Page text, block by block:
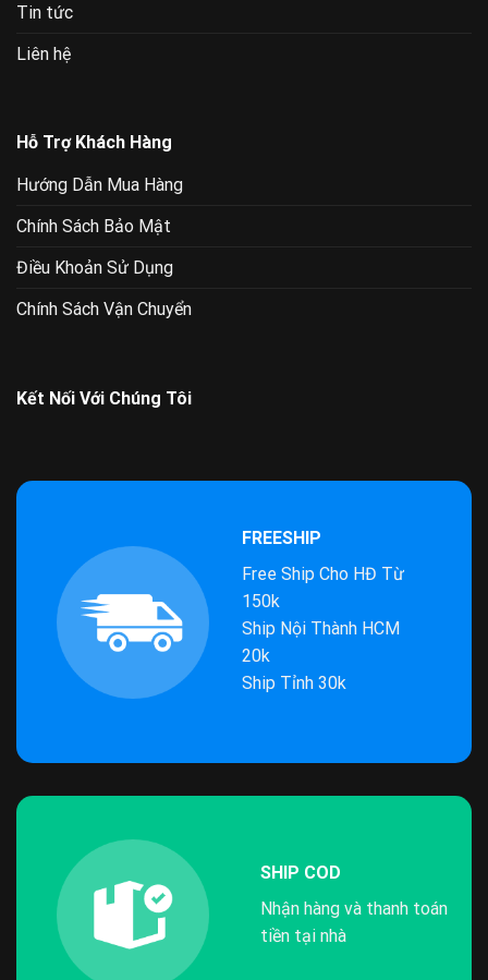
Tin tức
Liên hệ
Hỗ Trợ Khách Hàng
Hướng Dẫn Mua Hàng
Chính Sách Bảo Mật
Điều Khoản Sử Dụng
Chính Sách Vận Chuyển
Kết Nối Với Chúng Tôi
FREESHIP
Free Ship Cho HĐ Từ
150k
Ship Nội Thành HCM
20k
Ship Tỉnh 30k
SHIP COD
Nhận hàng và thanh toán
tiền tại nhà